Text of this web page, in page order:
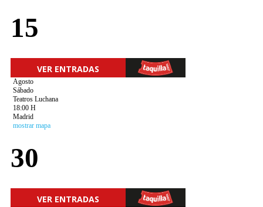
15
VER ENTRADAS
Agosto
Sábado
Teatros Luchana
18:00 H
Madrid
mostrar mapa
30
VER ENTRADAS